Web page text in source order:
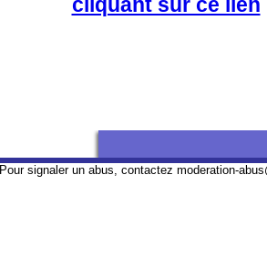
Pour signaler un abus, contactez moderation-